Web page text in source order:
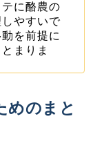
に酪農の
やすいで
を前提に
まりま
めのまと